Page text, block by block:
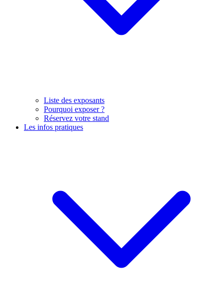
Liste des exposants
Pourquoi exposer ?
Réservez votre stand
Les infos pratiques